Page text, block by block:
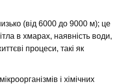
(від 6000 до 9000 м); це
в хмарах, наявність води,
процеси, такі як
і хімічних